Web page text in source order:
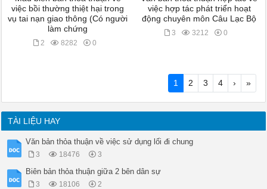
việc bồi thường thiệt hại trong
vụ tai nạn giao thông (Có người
làm chứng
2 8282 0
việc hợp tác phát triển hoạt
động chuyên môn Câu Lạc Bộ
3 3212 0
1 2 3 4 › »
TÀI LIỆU HAY
Văn bản thỏa thuận về việc sử dụng lối đi chung
3 18476 3
Biên bản thỏa thuận giữa 2 bên dân sự
3 18106 2